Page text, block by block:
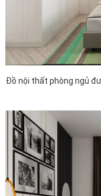
Đồ nội thất phòng ngủ